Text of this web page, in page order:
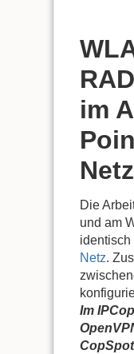
im
Netz
Die
und am
Netz.
Im